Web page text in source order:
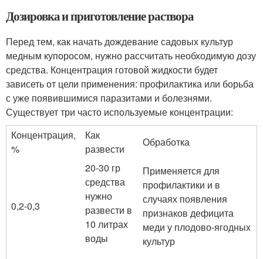
Дозировка и приготовление раствора
Перед тем, как начать дождевание садовых культур
медным купоросом, нужно рассчитать необходимую дозу
средства. Концентрация готовой жидкости будет
зависеть от цели применения: профилактика или борьба
с уже появившимися паразитами и болезнями.
Существует три часто используемые концентрации:
Концентрация,
%
Как
развести
Обработка
0,2-0,3
20-30 гр
средства
нужно
развести в
10 литрах
воды
Применяется для
профилактики и в
случаях появления
признаков дефицита
меди у плодово-ягодных
культур